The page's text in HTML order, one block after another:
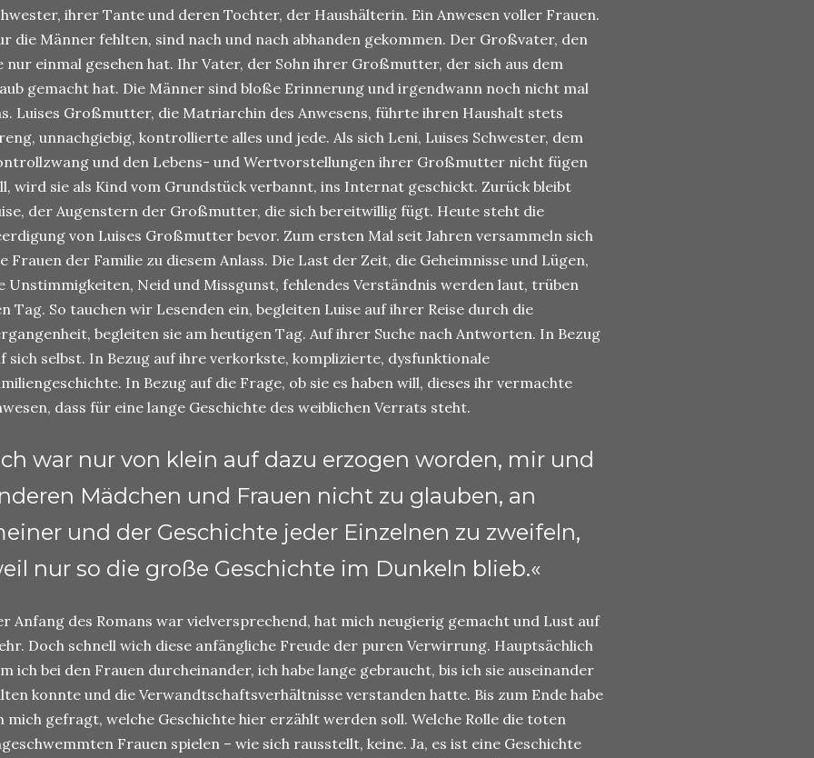
ihrer Tante und deren Tochter, der Haushälterin. Ein Anwesen voller Frauen.
die Männer fehlten, sind nach und nach abhanden gekommen. Der Großvater, den
nur einmal gesehen hat. Ihr Vater, der Sohn ihrer Großmutter, der sich aus dem
gemacht hat. Die Männer sind bloße Erinnerung und irgendwann noch nicht mal
Luises Großmutter, die Matriarchin des Anwesens, führte ihren Haushalt stets
unnachgiebig, kontrollierte alles und jede. Als sich Leni, Luises Schwester, dem
und den Lebens- und Wertvorstellungen ihrer Großmutter nicht fügen
wird sie als Kind vom Grundstück verbannt, ins Internat geschickt. Zurück bleibt
der Augenstern der Großmutter, die sich bereitwillig fügt. Heute steht die
von Luises Großmutter bevor. Zum ersten Mal seit Jahren versammeln sich
Frauen der Familie zu diesem Anlass. Die Last der Zeit, die Geheimnisse und Lügen,
Unstimmigkeiten, Neid und Missgunst, fehlendes Verständnis werden laut, trüben
Tag. So tauchen wir Lesenden ein, begleiten Luise auf ihrer Reise durch die
begleiten sie am heutigen Tag. Auf ihrer Suche nach Antworten. In Bezug
sich selbst. In Bezug auf ihre verkorkste, komplizierte, dysfunktionale
In Bezug auf die Frage, ob sie es haben will, dieses ihr vermachte
dass für eine lange Geschichte des weiblichen Verrats steht.
war nur von klein auf dazu erzogen worden, mir und
Mädchen und Frauen nicht zu glauben, an
und der Geschichte jeder Einzelnen zu zweifeln,
nur so die große Geschichte im Dunkeln blieb.«
Anfang des Romans war vielversprechend, hat mich neugierig gemacht und Lust auf
Doch schnell wich diese anfängliche Freude der puren Verwirrung. Hauptsächlich
ich bei den Frauen durcheinander, ich habe lange gebraucht, bis ich sie auseinander
konnte und die Verwandtschaftsverhältnisse verstanden hatte. Bis zum Ende habe
mich gefragt, welche Geschichte hier erzählt werden soll. Welche Rolle die toten
Frauen spielen – wie sich rausstellt, keine. Ja, es ist eine Geschichte